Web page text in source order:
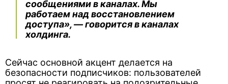
сообщениями в каналах. Мы
работаем над восстановлением
доступа», — говорится в каналах
холдинга.
Сейчас основной акцент делается на
безопасности подписчиков: пользователей